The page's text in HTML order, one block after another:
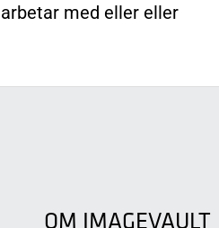
med eller eller
OM IMAGEVAULT